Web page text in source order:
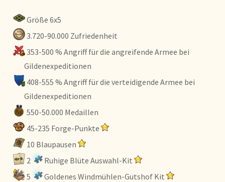
Größe 6x5
3.720-90.000 Zufriedenheit
353-500 % Angriff für die angreifende Armee bei
Gildenexpeditionen
408-555 % Angriff für die verteidigende Armee bei
Gildenexpeditionen
550-50.000 Medaillen
45-235 Forge-Punkte
10 Blaupausen
2
Ruhige Blüte Auswahl-Kit
5
Goldenes Windmühlen-Gutshof Kit